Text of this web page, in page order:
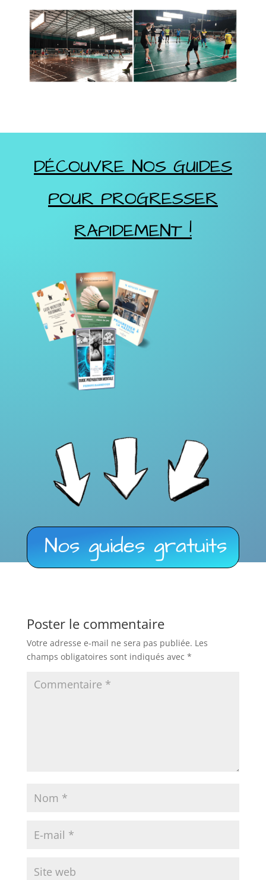
DÉCOUVRE NOS GUIDES
POUR PROGRESSER
RAPIDEMENT !
Nos guides gratuits
Poster le commentaire
Votre adresse e-mail ne sera pas publiée. Les
champs obligatoires sont indiqués avec *